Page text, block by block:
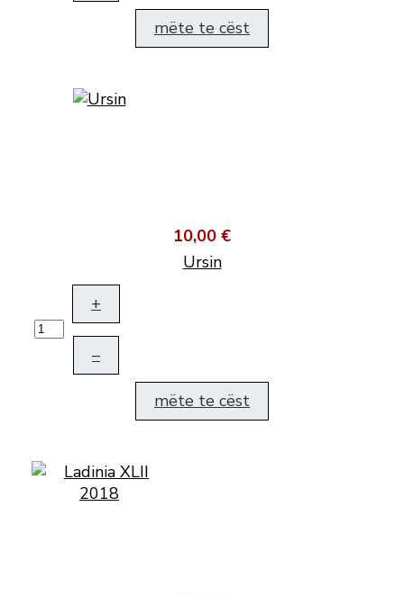
mëte te cëst
10,00 €
Ursin
+
–
mëte te cëst